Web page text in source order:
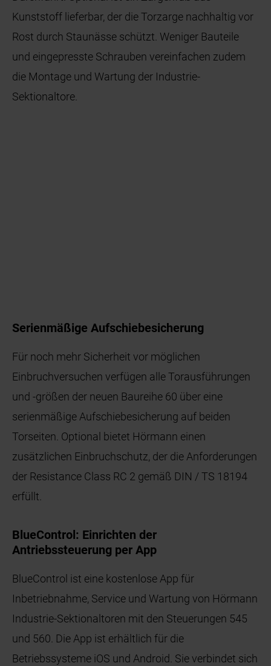
Kunststoff lieferbar, der die Torzarge nachhaltig vor
Rost durch Staunässe schützt. Weniger Bauteile
und eingepresste Schrauben vereinfachen zudem
die Montage und Wartung der Industrie-
Sektionaltore.
Serienmäßige Aufschiebesicherung
Für noch mehr Sicherheit vor möglichen
Einbruchversuchen verfügen alle Torausführungen
und -größen der neuen Baureihe 60 über eine
serienmäßige Aufschiebesicherung auf beiden
Torseiten. Optional bietet Hörmann einen
zusätzlichen Einbruchschutz, der die Anforderungen
der Resistance Class RC 2 gemäß DIN / TS 18194
erfüllt.
BlueControl: Einrichten der
Antriebssteuerung per App
BlueControl ist eine kostenlose App für
Inbetriebnahme, Service und Wartung von Hörmann
Industrie-Sektionaltoren mit den Steuerungen 545
und 560. Die App ist erhältlich für die
Betriebssysteme iOS und Android. Sie verbindet sich